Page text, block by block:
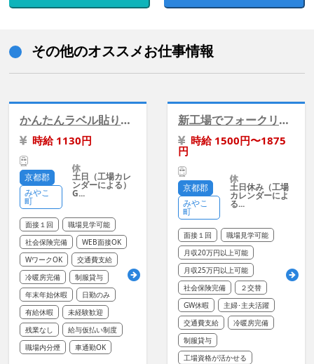
その他のオススメお仕事情報
かんたんラベル貼り替え/モクモク軽作業/土日休み
時給 1130円
京都郡
みやこ
町
土日（工場カレ
ンダーによる）
G...
面接１回
職場見学可能
社会保険完備
WEB面接OK
WワークOK
交通費支給
冷暖房完備
制服貸与
年末年始休暇
日勤のみ
有給休暇
未経験歓迎
残業なし
給与仮払い制度
職場内分煙
車通勤OK
新工場でフォークリフト運搬【高時給1500円】
時給 1500円〜1875
円
京都郡
みやこ
町
土日休み（工場
カレンダーによ
る...
面接１回
職場見学可能
月収20万円以上可能
月収25万円以上可能
社会保険完備
２交替
GW休暇
主婦･主夫活躍
交通費支給
冷暖房完備
制服貸与
工場資格が活かせる